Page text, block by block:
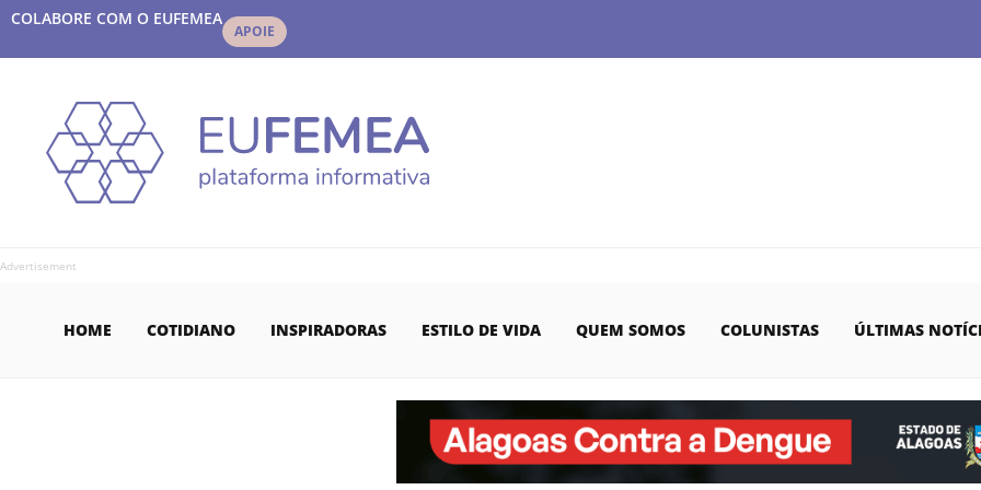
COLABORE COM O EUFEMEA
APOIE
Advertisement
HOME COTIDIANO INSPIRADORAS ESTILO DE VIDA QUEM SOMOS COLUNISTAS ÚLTIMAS